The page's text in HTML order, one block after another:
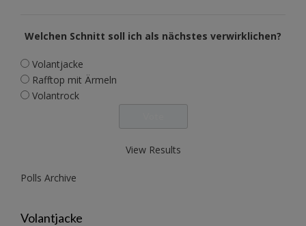
Welchen Schnitt soll ich als nächstes verwirklichen?
Volantjacke
Rafftop mit Ärmeln
Volantrock
View Results
Polls Archive
Volantjacke